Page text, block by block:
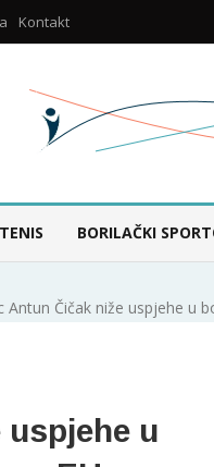
Kontakt
BORILAČKI
Antun Čičak niže uspjehe u
u